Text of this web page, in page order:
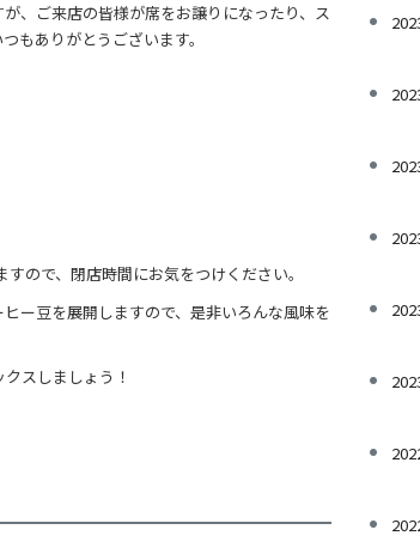
、ご来店の皆様が席をお譲りになったり、ス
もありがとうございます。
ので、閉店時間にお気をつけください。
ー豆を展開しますので、是非いろんな風味を
スしましょう！